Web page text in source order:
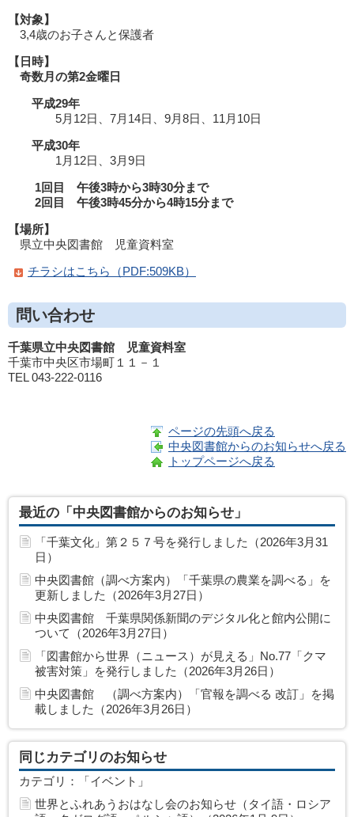
【対象】
3,4歳のお子さんと保護者
【日時】
奇数月の第2金曜日
平成29年
5月12日、7月14日、9月8日、11月10日
平成30年
1月12日、3月9日
1回目 午後3時から3時30分まで
2回目 午後3時45分から4時15分まで
【場所】
県立中央図書館 児童資料室
チラシはこちら（PDF:509KB）
問い合わせ
千葉県立中央図書館 児童資料室
千葉市中央区市場町１１－１
TEL 043-222-0116
ページの先頭へ戻る
中央図書館からのお知らせへ戻る
トップページへ戻る
最近の「中央図書館からのお知らせ」
「千葉文化」第２５７号を発行しました（2026年3月31
日）
中央図書館（調べ方案内）「千葉県の農業を調べる」を
更新しました（2026年3月27日）
中央図書館 千葉県関係新聞のデジタル化と館内公開に
ついて（2026年3月27日）
「図書館から世界（ニュース）が見える」No.77「クマ
被害対策」を発行しました（2026年3月26日）
中央図書館 （調べ方案内）「官報を調べる 改訂」を掲
載しました（2026年3月26日）
同じカテゴリのお知らせ
カテゴリ：「イベント」
世界とふれあうおはなし会のお知らせ（タイ語・ロシア